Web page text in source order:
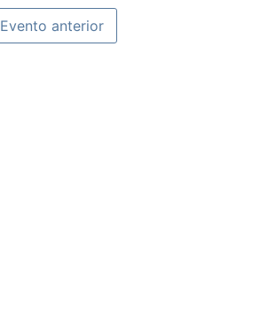
Evento anterior